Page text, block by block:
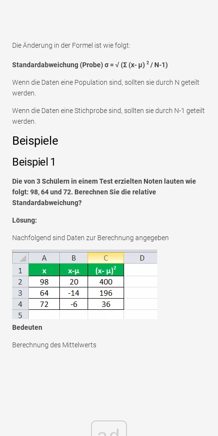
Die Änderung in der Formel ist wie folgt:
Standardabweichung (Probe) σ = √ (Σ (x- μ) 2 / N-1)
Wenn die Daten eine Population sind, sollten sie durch N geteilt
werden.
Wenn die Daten eine Stichprobe sind, sollten sie durch N-1 geteilt
werden.
Beispiele
Beispiel 1
Die von 3 Schülern in einem Test erzielten Noten lauten wie
folgt: 98, 64 und 72. Berechnen Sie die relative
Standardabweichung?
Lösung:
Nachfolgend sind Daten zur Berechnung angegeben
Bedeuten
Berechnung des Mittelwerts